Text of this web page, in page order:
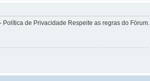
de Privacidade Respeite as regras do Fórum.